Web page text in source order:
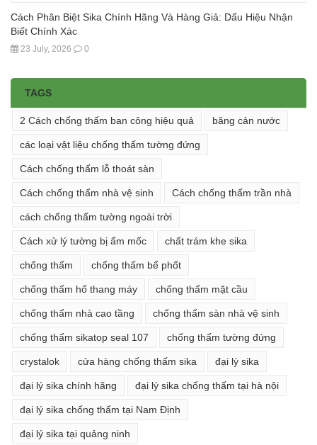
Cách Phân Biệt Sika Chính Hãng Và Hàng Giả: Dấu Hiệu Nhận
Biết Chính Xác
23 July, 2026 0
TAGS
2 Cách chống thấm ban công hiệu quả băng cản nước
các loại vật liệu chống thấm tường đứng
Cách chống thấm lỗ thoát sàn
Cách chống thấm nhà vệ sinh Cách chống thấm trần nhà
cách chống thấm tường ngoài trời
Cách xử lý tường bị ẩm mốc chất trám khe sika
chống thấm chống thấm bể phốt
chống thấm hố thang máy chống thấm mặt cầu
chống thấm nhà cao tầng chống thấm sàn nhà vệ sinh
chống thấm sikatop seal 107 chống thấm tường đứng
crystalok cửa hàng chống thấm sika đại lý sika
đại lý sika chính hãng đại lý sika chống thấm tại hà nội
đại lý sika chống thấm tại Nam Định
đại lý sika tại quảng ninh